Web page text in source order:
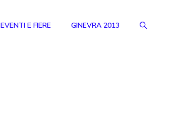
EVENTI E FIERE GINEVRA 2013